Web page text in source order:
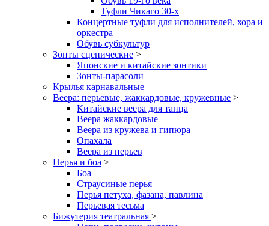
Туфли Чикаго 30-х
Концертные туфли для исполнителей, хора и
оркестра
Обувь субкультур
Зонты сценические >
Японские и китайские зонтики
Зонты-парасоли
Крылья карнавальные
Веера: перьевые, жаккардовые, кружевные >
Китайские веера для танца
Веера жаккардовые
Веера из кружева и гипюра
Опахала
Веера из перьев
Перья и боа >
Боа
Страусиные перья
Перья петуха, фазана, павлина
Перьевая тесьма
Бижутерия театральная >